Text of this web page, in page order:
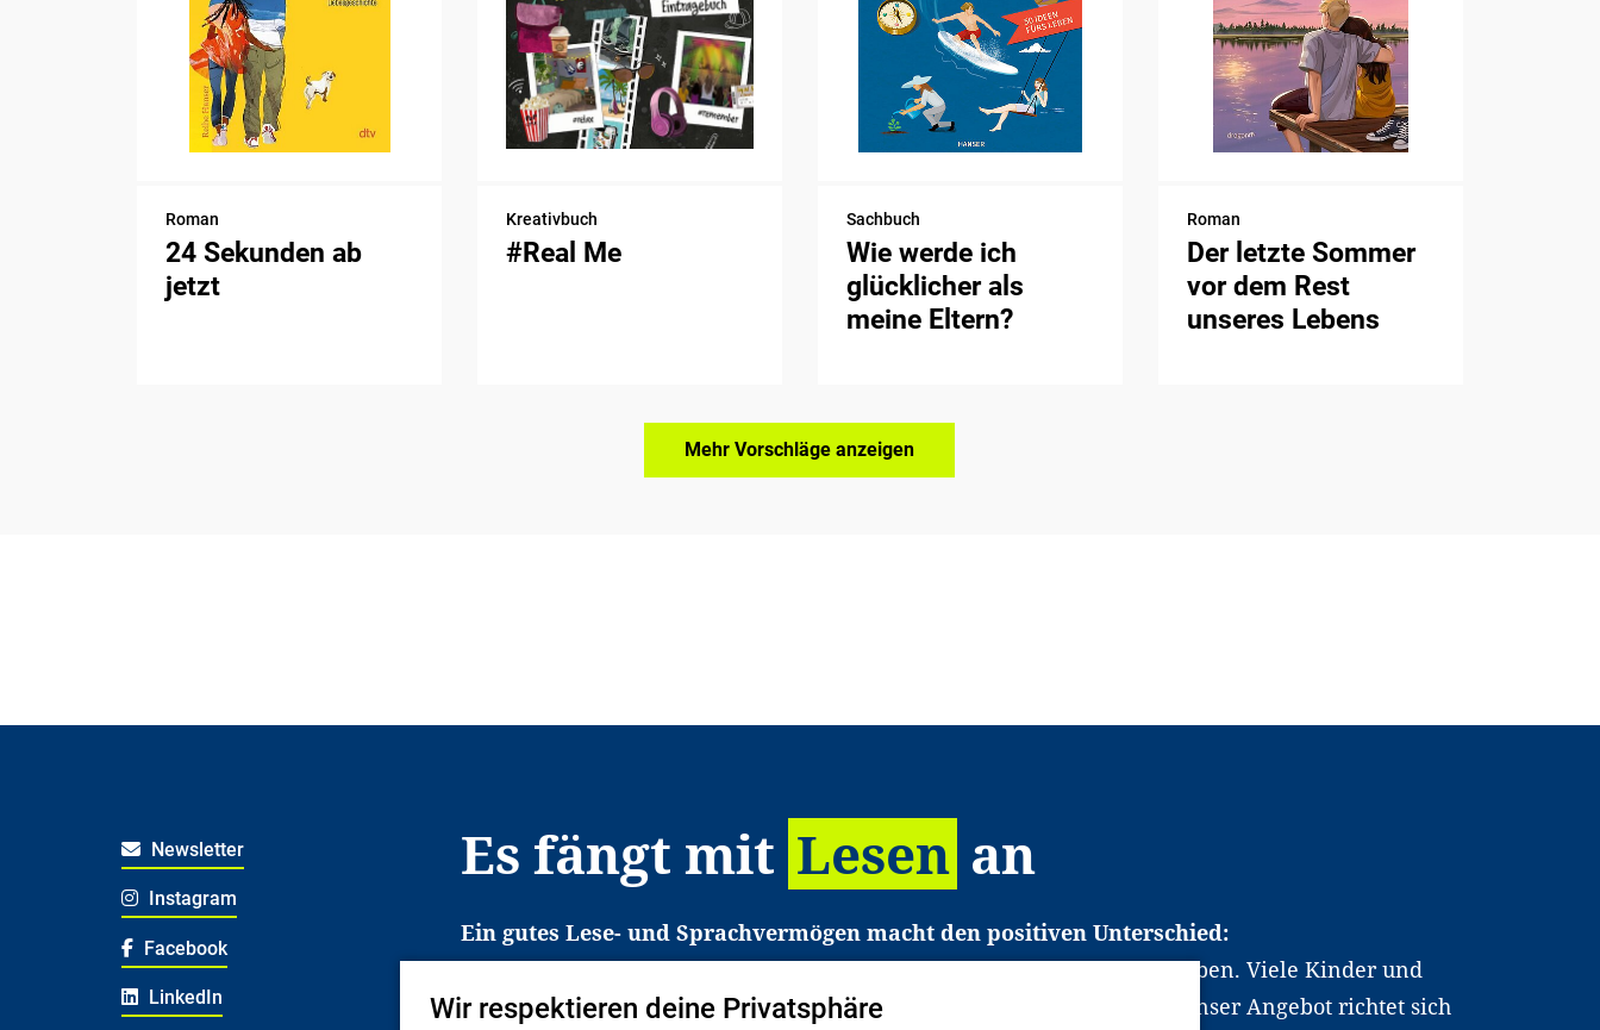
Roman
24 Sekunden ab
jetzt
Kreativbuch
#Real Me
Sachbuch
Wie werde ich
glücklicher als
meine Eltern?
Roman
Der letzte Sommer
vor dem Rest
unseres Lebens
Mehr Vorschläge anzeigen
Newsletter
Instagram
Facebook
LinkedIn
Es fängt mit Lesen an
Ein gutes Lese- und Sprachvermögen macht den positiven Unterschied:
Es erleichtert den Zugang zu Bildung und einem erfolgreichen Berufsleben. Viele Kinder und
Jugendliche in Deutschland haben aber große Schwierigkeiten dabei. Unser Angebot richtet sich
Wir respektieren deine Privatsphäre